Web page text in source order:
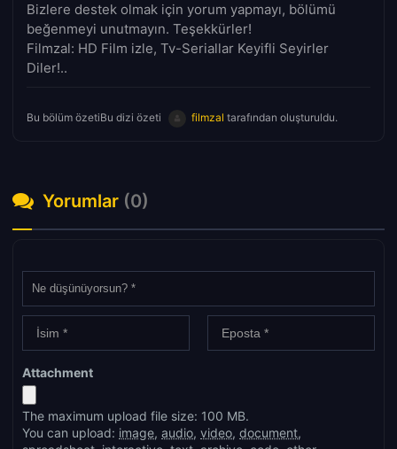
Bizlere destek olmak için yorum yapmayı, bölümü
beğenmeyi unutmayın. Teşekkürler!
Filmzal: HD Film izle, Tv-Seriallar Keyifli Seyirler
Diler!..
Bu bölüm özetiBu dizi özeti filmzal tarafından oluşturuldu.
Yorumlar (0)
Attachment
The maximum upload file size: 100 MB.
You can upload: image, audio, video, document,